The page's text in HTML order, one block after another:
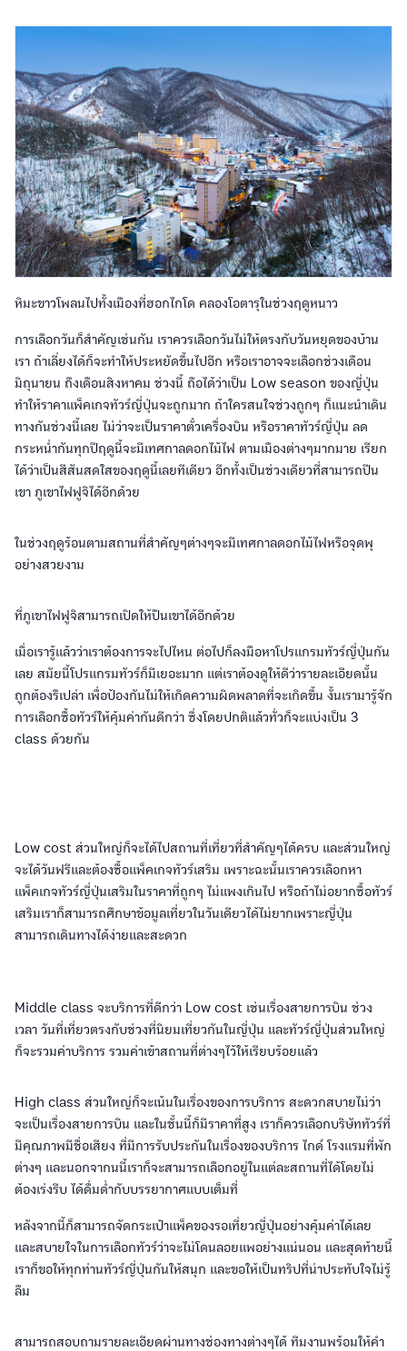
หิมะขาวโพลนไปทั้งเมืองที่ฮอกไกโด คลองโอตารุในช่วงฤดูหนาว
การเลือกวันก็สำคัญเช่นกัน เราควรเลือกวันไม่ให้ตรงกับวันหยุดของบ้าน
เรา ถ้าเลี่ยงได้ก็จะทำให้ประหยัดขึ้นไปอีก หรือเราอาจจะเลือกช่วงเดือน
มิถุนายน ถึงเดือนสิงหาคม ช่วงนี้ ถือได้ว่าเป็น Low season ของญี่ปุ่น
ทำให้ราคาแพ็คเกจทัวร์ญี่ปุ่นจะถูกมาก ถ้าใครสนใจช่วงถูกๆ ก็แนะนำเดิน
ทางกันช่วงนี้เลย ไม่ว่าจะเป็นราคาตั๋วเครื่องบิน หรือราคาทัวร์ญี่ปุ่น ลด
กระหน่ำกันทุกปีฤดูนี้จะมีเทศกาลดอกไม้ไฟ ตามเมืองต่างๆมากมาย เรียก
ได้ว่าเป็นสีสันสดใสของฤดูนี้เลยทีเดียว อีกทั้งเป็นช่วงเดียวที่สามารถปีน
เขา ภูเขาไฟฟูจิได้อีกด้วย
ในช่วงฤดูร้อนตามสถานที่สำคัญๆต่างๆจะมีเทศกาลดอกไม้ไฟหรือจุดพุ
อย่างสวยงาม
ที่ภูเขาไฟฟูจิสามารถเปิดให้ปืนเขาได้อีกด้วย
เมื่อเรารู้แล้วว่าเราต้องการจะไปไหน ต่อไปก็ลงมือหาโปรแกรมทัวร์ญี่ปุ่นกัน
เลย สมัยนี้โปรแกรมทัวร์ก็มีเยอะมาก แต่เราต้องดูให้ดีว่ารายละเอียดนั้น
ถูกต้องรึเปล่า เพื่อป้องกันไม่ให้เกิดความผิดพลาดที่จะเกิดขึ้น งั้นเรามารู้จัก
การเลือกซื้อทัวร์ให้คุ้มค่ากันดีกว่า ซึ่งโดยปกติแล้วทั่วก็จะแบ่งเป็น 3
class ด้วยกัน
Low cost ส่วนใหญ่ก็จะได้ไปสถานที่เที่ยวที่สำคัญๆได้ครบ และส่วนใหญ่
จะได้วันฟรีและต้องซื้อแพ็คเกจทัวร์เสริม เพราะฉะนั้นเราควรเลือกหา
แพ็คเกจทัวร์ญี่ปุ่นเสริมในราคาที่ถูกๆ ไม่แพงเกินไป หรือถ้าไม่อยากซื้อทัวร์
เสริมเราก็สามารถศึกษาข้อมูลเที่ยวในวันเดียวได้ไม่ยากเพราะญี่ปุ่น
สามารถเดินทางได้ง่ายและสะดวก
Middle class จะบริการที่ดีกว่า Low cost เช่นเรื่องสายการบิน ช่วง
เวลา วันที่เที่ยวตรงกับช่วงที่นิยมเที่ยวกันในญี่ปุ่น และทัวร์ญี่ปุ่นส่วนใหญ่
ก็จะรวมค่าบริการ รวมค่าเข้าสถานที่ต่างๆไว้ให้เรียบร้อยแล้ว
High class ส่วนใหญ่ก็จะเน้นในเรื่องของการบริการ สะดวกสบายไม่ว่า
จะเป็นเรื่องสายการบิน และในชั้นนี้ก็มีราคาที่สูง เราก็ควรเลือกบริษัททัวร์ที่
มีคุณภาพมีชื่อเสียง ที่มีการรับประกันในเรื่องของบริการ ไกด์ โรงแรมที่พัก
ต่างๆ และนอกจากนนี้เราก็จะสามารถเลือกอยู่ในแต่ละสถานที่ได้โดยไม่
ต้องเร่งรีบ ได้ดื่มด่ำกับบรรยากาศแบบเต็มที่
หลังจากนี้ก็สามารถจัดกระเป๋าแพ็คของรอเที่ยวญี่ปุ่นอย่างคุ้มค่าได้เลย
และสบายใจในการเลือกทัวร์ว่าจะไม่โดนลอยแพอย่างแน่นอน และสุดท้ายนี้
เราก็ขอให้ทุกท่านทัวร์ญี่ปุ่นกันให้สนุก และขอให้เป็นทริปที่น่าประทับใจไม่รู้
ลืม
สามารถสอบถามรายละเอียดผ่านทางช่องทางต่างๆได้ ทีมงานพร้อมให้คำ